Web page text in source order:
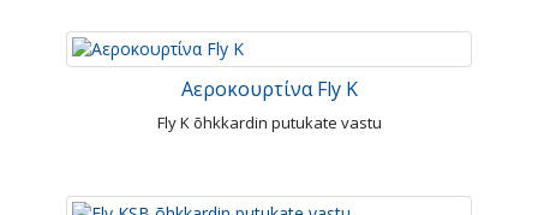
Αεροκουρτίνα Fly K
Fly K õhkkardin putukate vastu